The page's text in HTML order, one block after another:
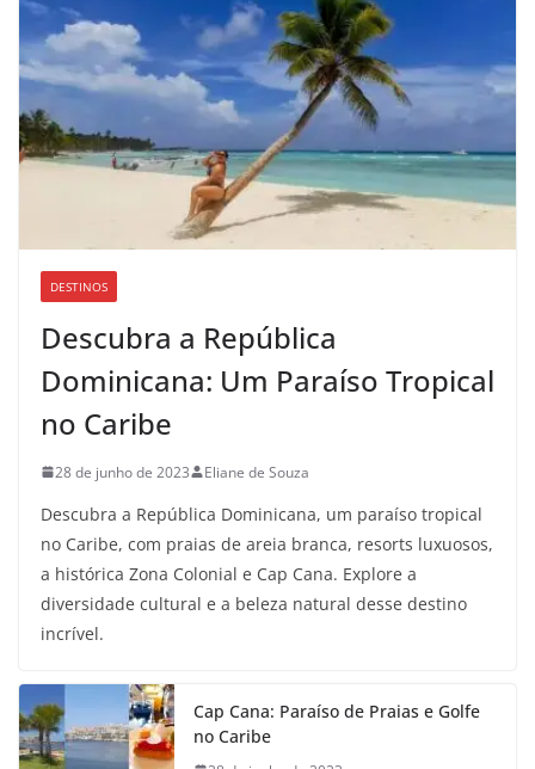
DESTINOS
Descubra a República
Dominicana: Um Paraíso Tropical
no Caribe
28 de junho de 2023 Eliane de Souza
Descubra a República Dominicana, um paraíso tropical
no Caribe, com praias de areia branca, resorts luxuosos,
a histórica Zona Colonial e Cap Cana. Explore a
diversidade cultural e a beleza natural desse destino
incrível.
Cap Cana: Paraíso de Praias e Golfe
no Caribe